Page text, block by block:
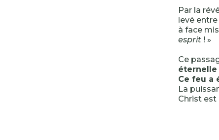
Par la
levé
à face
esprit ! »
Ce
éternelle
Ce feu a
La
Christ est